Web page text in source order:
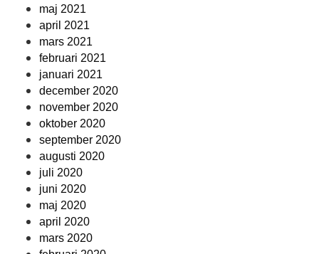
maj 2021
april 2021
mars 2021
februari 2021
januari 2021
december 2020
november 2020
oktober 2020
september 2020
augusti 2020
juli 2020
juni 2020
maj 2020
april 2020
mars 2020